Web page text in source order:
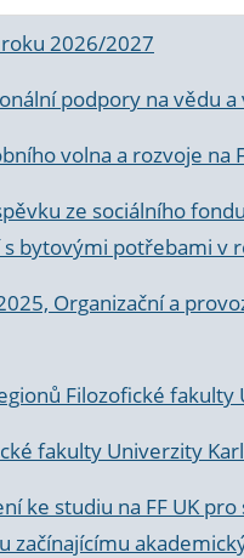
2026/2027
podpory na vědu
volna a rozvoje
ze sociálního
bytovými potřebami v
Organizační a
Filozofické fakulty
fakulty Univerzity
ke studiu na FF UK
začínajícímu